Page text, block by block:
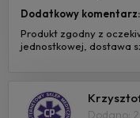
Dodatkowy komentarz:
Produkt zgodny z
jednostkowej, dostawa
Dodano: